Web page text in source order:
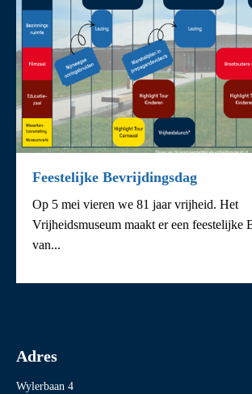
Feestelijke Bevrijdingsdag
Op 5 mei vieren we 81 jaar vrijheid. Het
Vrijheidsmuseum maakt er een feestelijke
van...
Adres
Wylerbaan 4